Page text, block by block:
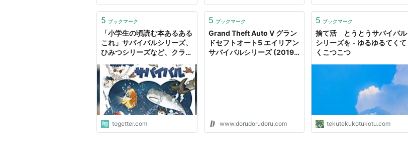
5 ブックマーク
「小学生の頃読む本あるある
これ」サバイバルシリーズ、
ひみつシリーズなど、クラス
れこれ
togetter.com
5 ブックマーク
Grand Theft Auto V グラン
ドセフトオート5 エイリアン
サバイバルシリーズ (2019
www.dorudorudoru.com
5 ブックマーク
捨て活 とうとうサバイバル
シリーズを - ゆるゆるてくて
くこつこつ
tekutekukotukotu.com